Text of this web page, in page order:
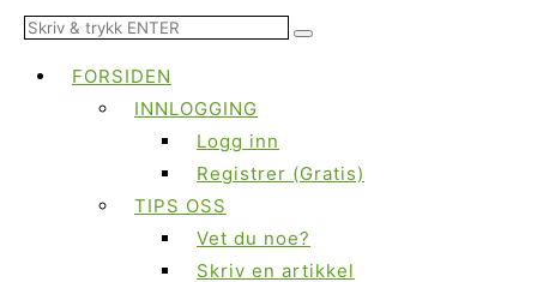
FORSIDEN
INNLOGGING
Logg inn
Registrer (Gratis)
TIPS OSS
Vet du noe?
Skriv en artikkel